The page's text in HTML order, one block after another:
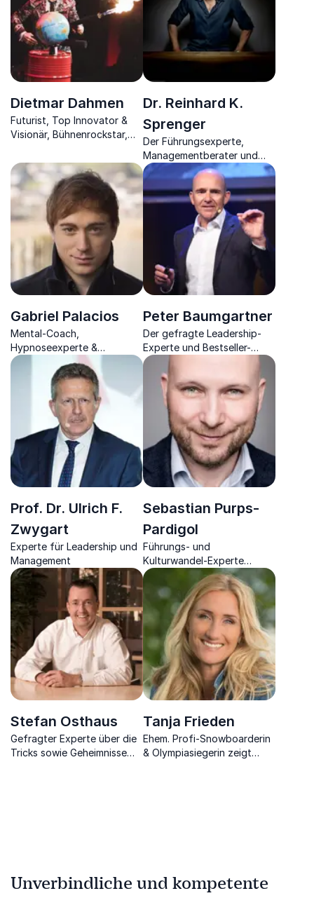
präventiv agieren können
Dietmar Dahmen
Futurist, Top Innovator &
Visionär, Bühnenrockstar,
Dr. Reinhard K.
Sprenger
Der Führungsexperte,
Managementberater und
Bestseller-Autor strukturiert
Ihr Unternehmen neu und
erfolgsversprechend
Gabriel Palacios
Mental-Coach,
Hypnoseexperte &
Bestseller-Autor überzeugt
zu neuer mentaler Kraft, die
Sie zu neuem Erfolg führt
Peter Baumgartner
Der gefragte Leadership-
Experte und Bestseller-
Autor, der zeigt, dass Mut
und Begeisterung die
wahren Treibkräfte sind
Prof. Dr. Ulrich F.
Zwygart
Experte für Leadership und
Management
Sebastian Purps-
Pardigol
Führungs- und
Kulturwandel-Experte
kombiniert Hirnforschung
mit Managementwissen
Stefan Osthaus
Gefragter Experte über die
Tricks sowie Geheimnisse
Tanja Frieden
Ehem. Profi-Snowboarderin
& Olympiasiegerin zeigt
Unverbindliche und kompetente